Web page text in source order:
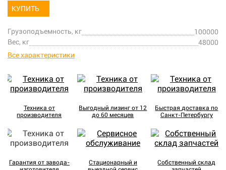
КУПИТЬ
Грузоподъемность, кг
100000
Вес, кг
48000
Все характеристики
Техника от
производителя
Выгодный лизинг от 12
до 60 месяцев
Быстрая доставка по
Санкт-Петербургу
Гарантия от завода-
Стационарный и
Собственный склад